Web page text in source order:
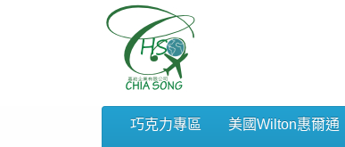
巧克力專區 美國Wilton惠爾通